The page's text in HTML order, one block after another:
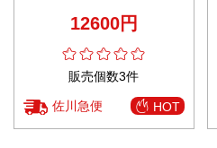
12600円
販売個数3件
佐川急便 HOT